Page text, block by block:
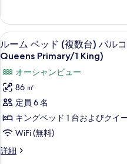
ロ
ン
ト
(King,
Kitchenette)
の
す
べ
て
の
(King,
Kitchenette)
の
詳
細
フ
ロ
ン
ト
の
す
べ
て
の
ン
ロ
ン
ト
の
詳
細
ー
シ
ャ
フ
ロ
ン
ト
(Veranda,
2
ッ
ド
(複
数
オ
ー
シ
ャ
ン
ロ
ン
ト
ル
ー
ム
ベ
ッ
ド
(複
数
17
ルーム ベッド (複数台) バル
Queens Primary/1 King)
オーシャンビュー
86 ㎡
定員 6 名
キングベッド 1 台およびクイ
WiFi (無料)
詳細
ル